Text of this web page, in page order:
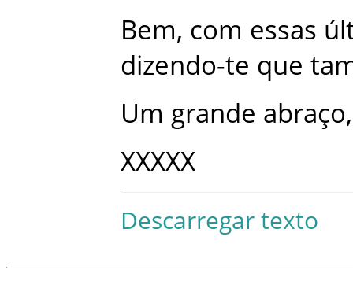
Bem, com essas
dizendo-te que
Um grande abraço,
XXXXX
Descarregar texto